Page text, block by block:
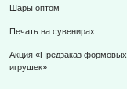
Шары оптом
Печать на сувенирах
Акция «Предзаказ формовых
игрушек»